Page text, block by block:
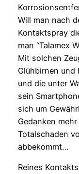
Will man nach
Kontaktspray
man “Talamex
Mit solchen
Glühbirnen und
und die unter
sein
sich um
Gedanken
Totalschaden
abbekommt…
Reines